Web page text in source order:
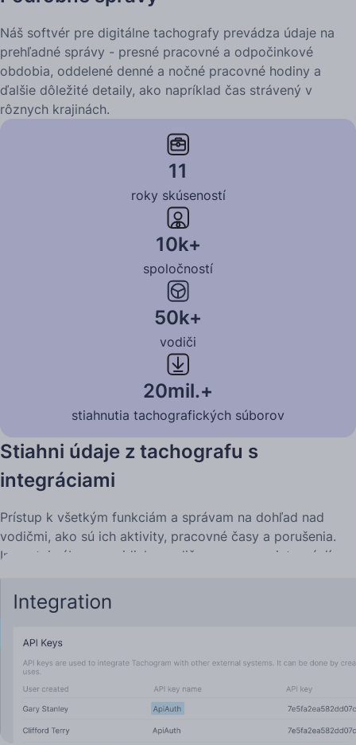
Náš softvér pre digitálne tachografy prevádza údaje na
prehľadné správy - presné pracovné a odpočinkové
obdobia, oddelené denné a nočné pracovné hodiny a
ďalšie dôležité detaily, ako napríklad čas strávený v
rôznych krajinách.
11
roky skúseností
10k+
spoločností
50k+
vodiči
20mil.+
stiahnutia tachografických súborov
Stiahni údaje z tachografu s
integráciami
Prístup k všetkým funkciám a správam na dohľad nad
vodičmi, ako sú ich aktivity, pracovné časy a porušenia.
Importuj súbory vozidiel a vodičov pomocou integrácií